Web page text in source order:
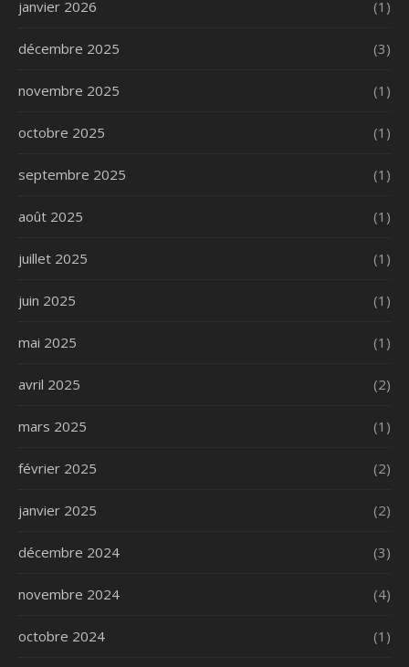
janvier 2026 (1)
décembre 2025 (3)
novembre 2025 (1)
octobre 2025 (1)
septembre 2025 (1)
août 2025 (1)
juillet 2025 (1)
juin 2025 (1)
mai 2025 (1)
avril 2025 (2)
mars 2025 (1)
février 2025 (2)
janvier 2025 (2)
décembre 2024 (3)
novembre 2024 (4)
octobre 2024 (1)